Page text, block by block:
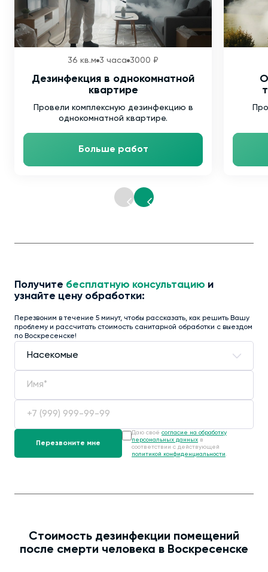
36 кв.м 3 часа 3000 ₽
Дезинфекция в однокомнатной
квартире
Провели комплексную дезинфекцию в
однокомнатной квартире.
Больше работ
Получите бесплатную консультацию и
узнайте цену обработки:
Перезвоним в течение 5 минут, чтобы рассказать, как решить Вашу
проблему и рассчитать стоимость санитарной обработки с выездом
по Воскресенске!
Даю своё согласие на обработку
персональных данных в
соответствии с действующей
политикой конфиденциальности .
Стоимость дезинфекции помещений
после смерти человека в Воскресенске